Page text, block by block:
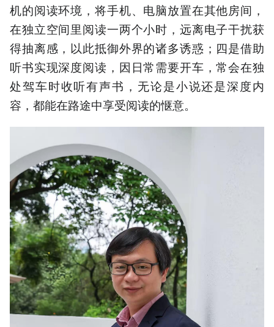
机的阅读环境，将手机、电脑放置在其他房间，
在独立空间里阅读一两个小时，远离电子干扰获
得抽离感，以此抵御外界的诸多诱惑；四是借助
听书实现深度阅读，因日常需要开车，常会在独
处驾车时收听有声书，无论是小说还是深度内
容，都能在路途中享受阅读的惬意。